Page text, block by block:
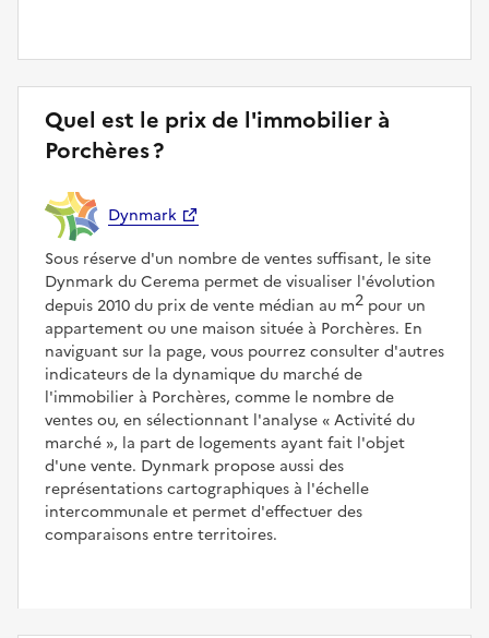
Quel est le prix de l'immobilier à
Porchères ?
Dynmark
Sous réserve d'un nombre de ventes suffisant, le site
Dynmark du Cerema permet de visualiser l'évolution
depuis 2010 du prix de vente médian au m2 pour un
appartement ou une maison située à Porchères. En
naviguant sur la page, vous pourrez consulter d'autres
indicateurs de la dynamique du marché de
l'immobilier à Porchères, comme le nombre de
ventes ou, en sélectionnant l'analyse
Activité du
marché , la part de logements ayant fait l'objet
d'une vente. Dynmark propose aussi des
représentations cartographiques à l'échelle
intercommunale et permet d'effectuer des
comparaisons entre territoires.